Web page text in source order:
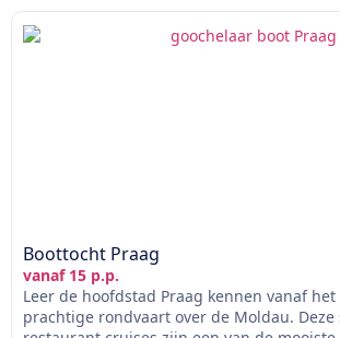
Boottocht Praag
vanaf 15 p.p.
Leer de hoofdstad Praag kennen vanaf
prachtige rondvaart over de Moldau.